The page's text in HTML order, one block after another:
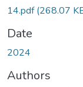
14.pdf(268.07
Date
2024
Authors